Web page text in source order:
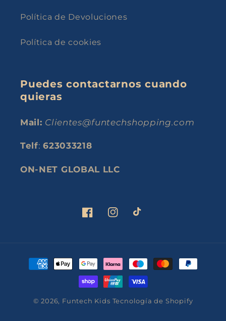
Política de Devoluciones
Política de cookies
Puedes contactarnos cuando
quieras
Mail: Clientes@funtechshopping.com
Telf:623033218
ON-NET GLOBAL LLC
FacebookInstagram
TikTok
Formas
de
© 2026, Funtech Kids Tecnología de Shopify